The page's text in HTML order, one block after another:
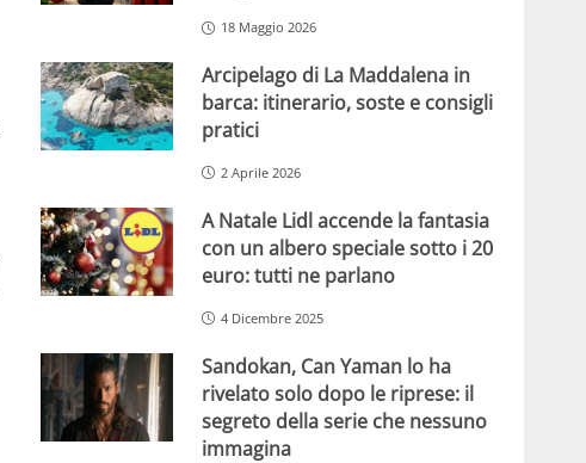
18 Maggio 2026
Arcipelago di La Maddalena in
barca: itinerario, soste e consigli
pratici
2 Aprile 2026
A Natale Lidl accende la fantasia
con un albero speciale sotto i 20
euro: tutti ne parlano
4 Dicembre 2025
Sandokan, Can Yaman lo ha
rivelato solo dopo le riprese: il
segreto della serie che nessuno
immagina